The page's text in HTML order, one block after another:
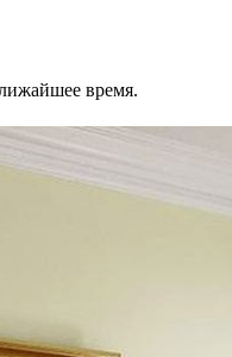
время.